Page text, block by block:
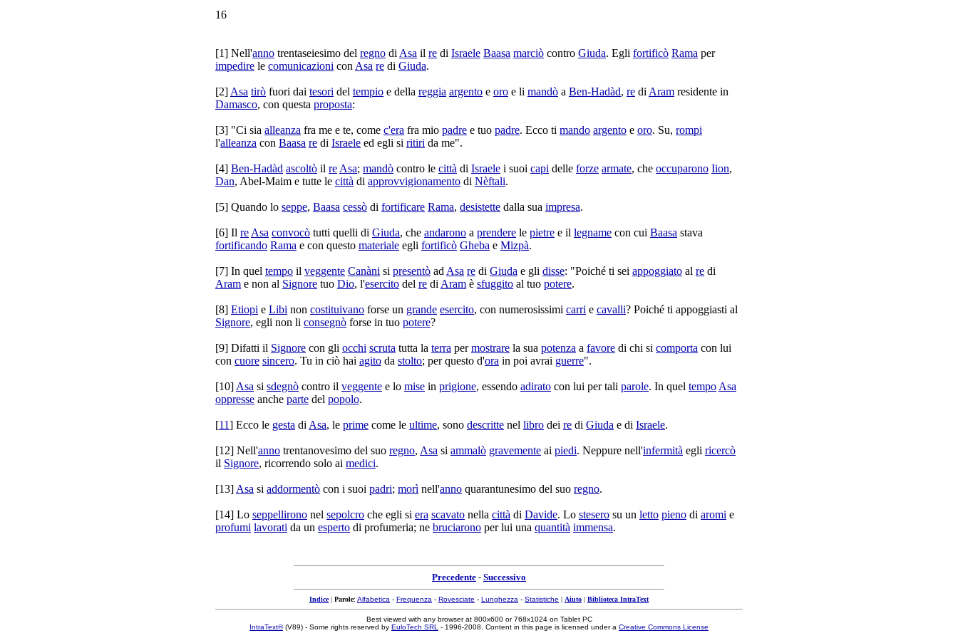
16
[1] Nell'anno trentaseiesimo del regno di Asa il re di Israele Baasa marciò contro Giuda. Egli fortificò Rama per
impedire le comunicazioni con Asa re di Giuda.
[2] Asa tirò fuori dai tesori del tempio e della reggia argento e oro e li mandò a Ben-Hadàd, re di Aram residente in
Damasco, con questa proposta:
[3] "Ci sia alleanza fra me e te, come c'era fra mio padre e tuo padre. Ecco ti mando argento e oro. Su, rompi
l'alleanza con Baasa re di Israele ed egli si ritiri da me".
[4] Ben-Hadàd ascoltò il re Asa; mandò contro le città di Israele i suoi capi delle forze armate, che occuparono Iion,
Dan, Abel-Maim e tutte le città di approvvigionamento di Nèftali.
[5] Quando lo seppe, Baasa cessò di fortificare Rama, desistette dalla sua impresa.
[6] Il re Asa convocò tutti quelli di Giuda, che andarono a prendere le pietre e il legname con cui Baasa stava
fortificando Rama e con questo materiale egli fortificò Gheba e Mizpà.
[7] In quel tempo il veggente Canàni si presentò ad Asa re di Giuda e gli disse: "Poiché ti sei appoggiato al re di
Aram e non al Signore tuo Dio, l'esercito del re di Aram è sfuggito al tuo potere.
[8] Etiopi e Libi non costituivano forse un grande esercito, con numerosissimi carri e cavalli? Poiché ti appoggiasti al
Signore, egli non li consegnò forse in tuo potere?
[9] Difatti il Signore con gli occhi scruta tutta la terra permostrare la sua potenza a favore di chi si comporta con lui
con cuore sincero. Tu in ciò hai agito da stolto; per questo d'ora in poi avrai guerre".
[10] Asa si sdegnò contro il veggente e lo mise in prigione, essendo adirato con lui per tali parole. In quel tempo Asa
oppresse anche parte del popolo.
[11] Ecco le gesta di Asa, le prime come le ultime, sono descritte nel libro dei re di Giuda e di Israele.
[12] Nell'anno trentanovesimo del suo regno, Asa si ammalò gravemente ai piedi. Neppure nell'infermità egli ricercò
il Signore, ricorrendo solo ai medici.
[13] Asa si addormentò con i suoi padri; morì nell'anno quarantunesimo del suo regno.
[14] Lo seppellirono nel sepolcro che egli si era scavato nella città di Davide. Lo stesero su un letto pieno di aromi e
profumi lavorati da un esperto di profumeria; ne bruciarono per lui una quantità immensa.
Precedente - Successivo
Indice| Parole: Alfabetica - Frequenza - Rovesciate - Lunghezza - Statistiche | Aiuto | Biblioteca IntraText
Best viewed with any browser at 800x600 or 768x1024 on Tablet PC
IntraText®(V89) - Some rights reserved by EuloTech SRL - 1996-2008. Content in this page is licensed under a Creative Commons License